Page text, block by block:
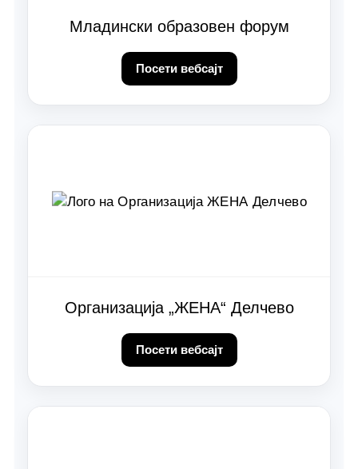
Младински образовен форум
Посети вебсајт
Организација „ЖЕНА“ Делчево
Посети вебсајт